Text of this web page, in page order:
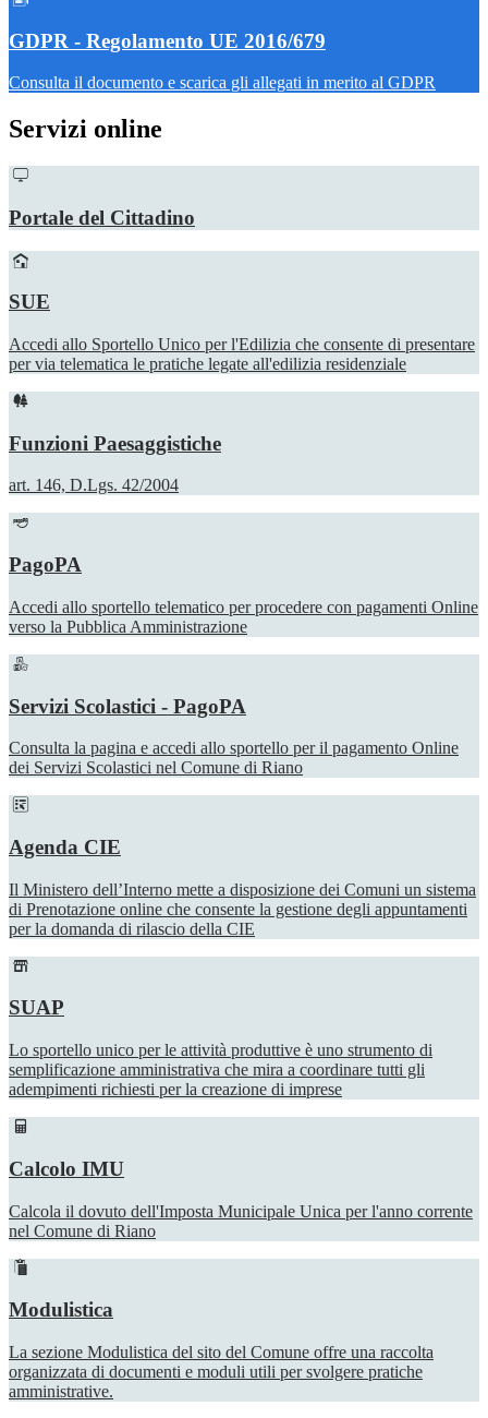
GDPR - Regolamento UE 2016/679
Consulta il documento e scarica gli allegati in merito al GDPR
Servizi online
Portale del Cittadino
SUE
Accedi allo Sportello Unico per l'Edilizia che consente di presentare
per via telematica le pratiche legate all'edilizia residenziale
Funzioni Paesaggistiche
art. 146, D.Lgs. 42/2004
PagoPA
Accedi allo sportello telematico per procedere con pagamenti Online
verso la Pubblica Amministrazione
Servizi Scolastici - PagoPA
Consulta la pagina e accedi allo sportello per il pagamento Online
dei Servizi Scolastici nel Comune di Riano
Agenda CIE
Il Ministero dell’Interno mette a disposizione dei Comuni un sistema
di Prenotazione online che consente la gestione degli appuntamenti
per la domanda di rilascio della CIE
SUAP
Lo sportello unico per le attività produttive è uno strumento di
semplificazione amministrativa che mira a coordinare tutti gli
adempimenti richiesti per la creazione di imprese
Calcolo IMU
Calcola il dovuto dell'Imposta Municipale Unica per l'anno corrente
nel Comune di Riano
Modulistica
La sezione Modulistica del sito del Comune offre una raccolta
organizzata di documenti e moduli utili per svolgere pratiche
amministrative.